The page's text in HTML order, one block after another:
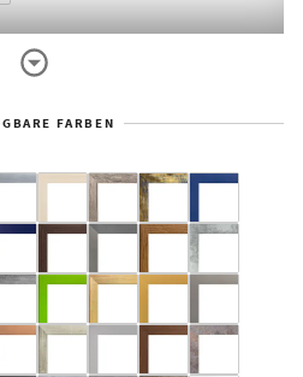
FARBEN